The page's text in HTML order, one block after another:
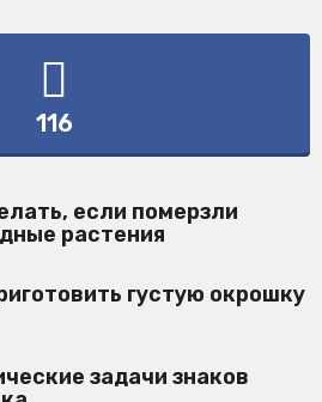
116
если померзли
растения
густую окрошку
задачи знаков